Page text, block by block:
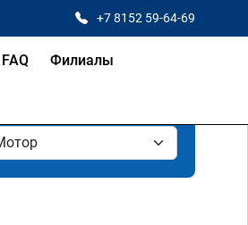
+7 8152 59-64-69
FAQ Филиалы